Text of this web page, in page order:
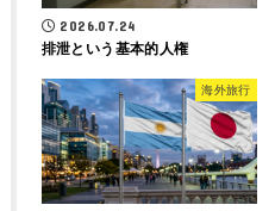
2026.07.24
排泄という基本的人権
海外旅行